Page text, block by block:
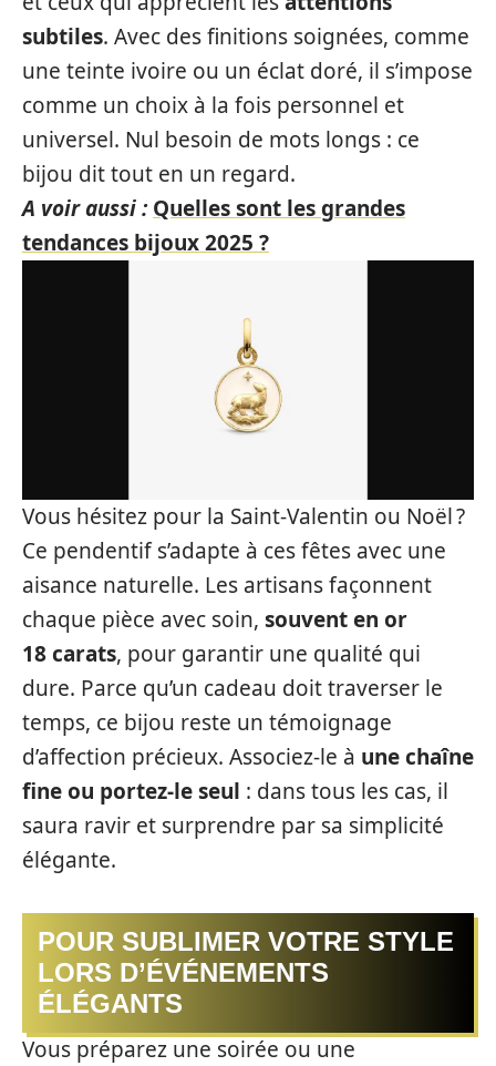
subtiles. Avec des finitions soignées, comme
une teinte ivoire ou un éclat doré, il s’impose
comme un choix à la fois personnel et
universel. Nul besoin de mots longs : ce
bijou dit tout en un regard.
A voir aussi : Quelles sont les grandes
tendances bijoux 2025 ?
Vous hésitez pour la Saint-Valentin ou Noël ?
Ce pendentif s’adapte à ces fêtes avec une
aisance naturelle. Les artisans façonnent
chaque pièce avec soin, souvent en or
18 carats, pour garantir une qualité qui
dure. Parce qu’un cadeau doit traverser le
temps, ce bijou reste un témoignage
d’affection précieux. Associez-le à une chaîne
fine ou portez-le seul : dans tous les cas, il
saura ravir et surprendre par sa simplicité
élégante.
POUR SUBLIMER VOTRE STYLE
LORS D’ÉVÉNEMENTS
ÉLÉGANTS
Vous préparez une soirée ou une